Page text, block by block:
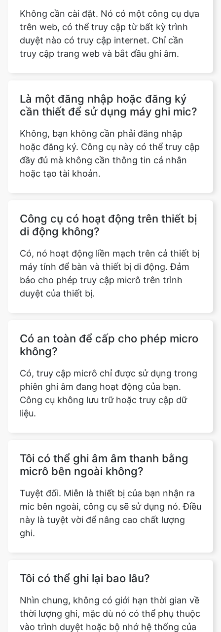
Không cần cài đặt. Nó có một công cụ dựa
trên web, có thể truy cập từ bất kỳ trình
duyệt nào có truy cập internet. Chỉ cần
truy cập trang web và bắt đầu ghi âm.
Là một đăng nhập hoặc đăng ký
cần thiết để sử dụng máy ghi mic?
Không, bạn không cần phải đăng nhập
hoặc đăng ký. Công cụ này có thể truy cập
đầy đủ mà không cần thông tin cá nhân
hoặc tạo tài khoản.
Công cụ có hoạt động trên thiết bị
di động không?
Có, nó hoạt động liền mạch trên cả thiết bị
máy tính để bàn và thiết bị di động. Đảm
bảo cho phép truy cập micrô trên trình
duyệt của thiết bị.
Có an toàn để cấp cho phép micro
không?
Có, truy cập micrô chỉ được sử dụng trong
phiên ghi âm đang hoạt động của bạn.
Công cụ không lưu trữ hoặc truy cập dữ
liệu.
Tôi có thể ghi âm âm thanh bằng
micrô bên ngoài không?
Tuyệt đối. Miễn là thiết bị của bạn nhận ra
mic bên ngoài, công cụ sẽ sử dụng nó. Điều
này là tuyệt vời để nâng cao chất lượng
ghi.
Tôi có thể ghi lại bao lâu?
Nhìn chung, không có giới hạn thời gian về
thời lượng ghi, mặc dù nó có thể phụ thuộc
vào trình duyệt hoặc bộ nhớ hệ thống của